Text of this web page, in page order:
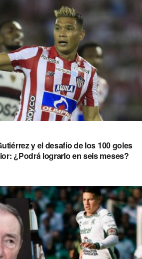
y el desafío de los 100 goles
¿Podrá lograrlo en seis meses?